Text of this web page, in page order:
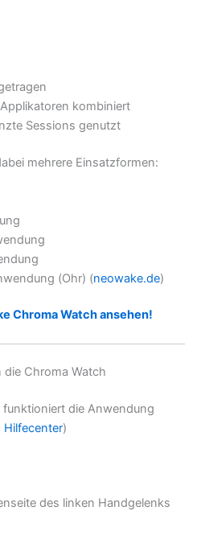
kombiniert
Sessions genutzt
mehrere Einsatzformen:
(Ohr) (neowake.de)
Chroma Watch ansehen!
Chroma Watch
die Anwendung
)
des linken Handgelenks